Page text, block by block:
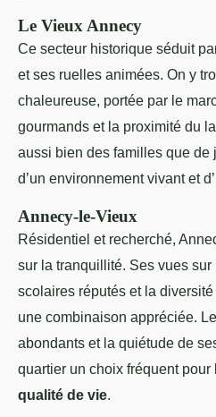
Le Vieux Annecy
Ce secteur historique séduit
et ses ruelles animées. On y
chaleureuse, portée par le
gourmands et la proximité du
aussi bien des familles que de
d’un environnement vivant et
Annecy-le-Vieux
Résidentiel et recherché,
sur la tranquillité. Ses vues
scolaires réputés et la
une combinaison appréciée.
abondants et la quiétude de
quartier un choix fréquent
qualité de vie.